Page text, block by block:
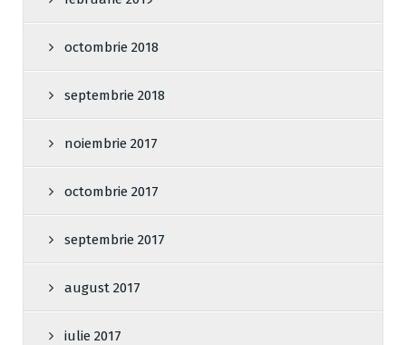
octombrie 2018
septembrie 2018
noiembrie 2017
octombrie 2017
septembrie 2017
august 2017
iulie 2017